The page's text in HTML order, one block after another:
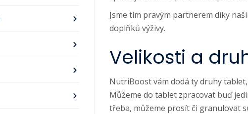
Jsme tím pravým partnerem díky
doplňků výživy.
Velikosti a
NutriBoost vám dodá ty druhy
Můžeme do tablet zpracovat buď
třeba, můžeme prosít či granulovat